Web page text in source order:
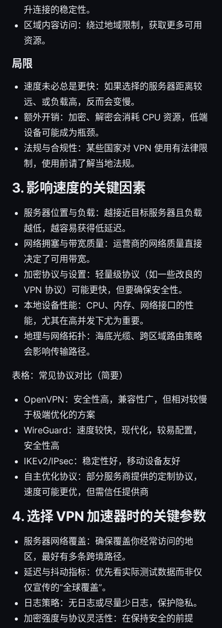
升连接的稳定性。
区域内容访问：绕过地域限制，获取更多可用
资源。
局限
速度未必总是更快：如果选择的服务器距离较
远、或负载高，反而会变慢。
额外开销：加密、解密会消耗 CPU 资源，低端
设备可能成为瓶颈。
法规与合规性：某些国家对 VPN 使用有法律限
制，使用前请了解当地法规。
3. 影响速度的关键因素
服务器位置与负载：越接近目标服务器且负载
越低，越容易获得低延迟。
网络拥塞与带宽质量：运营商的网络质量直接
决定了可用带宽。
加密协议与设置：轻量级协议（如一些改良的
VPN 协议）可能更快，但要确保安全性。
本地设备性能：CPU、内存、网络接口的性
能，尤其在高并发下尤为重要。
地理与网络拓扑：海底光缆、跨区域路由策略
会影响传输路径。
表格：常见协议对比（简要）
OpenVPN：安全性高，兼容性广，但相对较慢
于极端优化的方案
WireGuard：速度较快，现代化，较易配置，
安全性高
IKEv2/IPsec：稳定性好，移动设备友好
自主优化协议：部分服务商提供的定制协议，
速度可能更优，但需信任提供商
4. 选择 VPN 加速器时的关键参数
服务器网络覆盖：确保覆盖你经常访问的地
区，最好有多条跨境路径。
延迟与抖动指标：优先看实际测试数据而非仅
仅宣传的“全球覆盖”。
日志策略：无日志或尽量少日志，保护隐私。
加密强度与协议灵活性：在保持安全的前提